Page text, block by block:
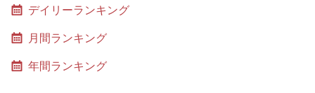
デイリーランキング
月間ランキング
年間ランキング